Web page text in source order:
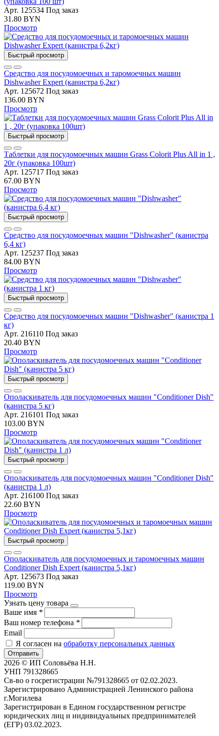
Арт. 125534 Под заказ
31.80 BYN
Просмотр
Быстрый просмотр
Средство для посудомоечных и таромоечных машин
Dishwasher Expert (канистра 6,2кг)
Арт. 125672 Под заказ
136.00 BYN
Просмотр
Быстрый просмотр
Таблетки для посудомоечных машин Grass Colorit Plus All in 1 ,
20г (упаковка 100шт)
Арт. 125717 Под заказ
67.00 BYN
Просмотр
Быстрый просмотр
Средство для посудомоечных машин "Dishwasher" (канистра
6,4 кг)
Арт. 125237 Под заказ
84.00 BYN
Просмотр
Быстрый просмотр
Средство для посудомоечных машин "Dishwasher" (канистра 1
кг)
Арт. 216110 Под заказ
20.40 BYN
Просмотр
Быстрый просмотр
Ополаскиватель для посудомоечных машин "Conditioner Dish"
(канистра 5 кг)
Арт. 216101 Под заказ
103.00 BYN
Просмотр
Быстрый просмотр
Ополаскиватель для посудомоечных машин "Conditioner Dish"
(канистра 1 л)
Арт. 216100 Под заказ
22.60 BYN
Просмотр
Быстрый просмотр
Ополаскиватель для посудомоечных и таромоечных машин
Conditioner Dish Expert (канистра 5,1кг)
Арт. 125673 Под заказ
119.00 BYN
Просмотр
Узнать цену товара
Ваше имя *
Ваш номер телефона *
Email
Я согласен на обработку персональных данных
Отправить
2026 © ИП Соловьёва Н.Н.
УНП 791328665
Св-во о госрегистрации №791328665 от 02.02.2023.
Зарегистрировано Администрацией Ленинского района
г.Могилева
Зарегистрирован в Едином государственном регистре
юридических лиц и индивидуальных предпринимателей
(ЕГР) 03.02.2023.